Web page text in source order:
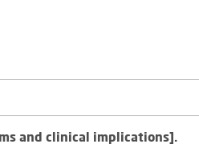
and clinical implications].